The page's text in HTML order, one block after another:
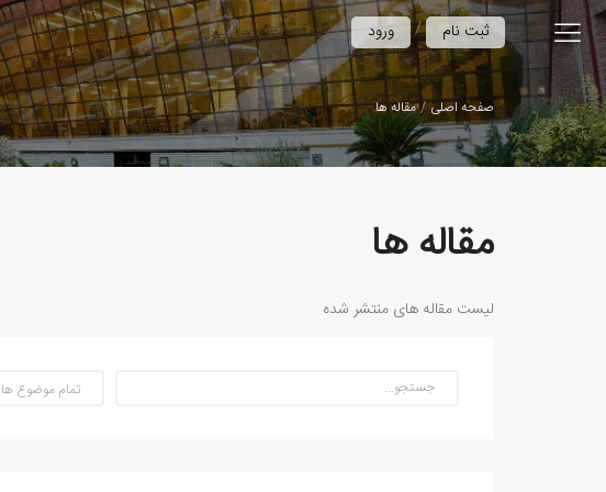
ورود / ثبت نام
صفحه اصلی مقاله ها
مقاله ها
لیست مقاله های منتشر شده